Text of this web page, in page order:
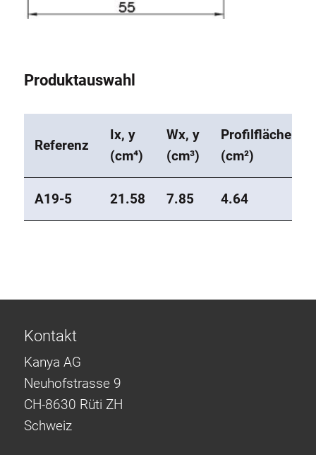
Produktauswahl
Referenz
Ix, y
(cm⁴)
Wx, y
(cm³)
Profilfläche
(cm²)
A19-5 21.58 7.85 4.64
Kontakt
Kanya AG
Neuhofstrasse 9
CH-8630 Rüti ZH
Schweiz